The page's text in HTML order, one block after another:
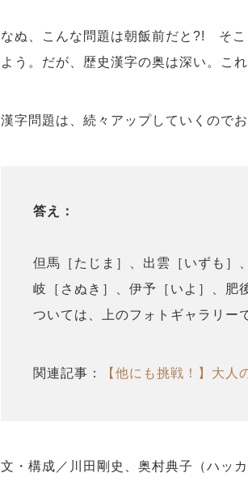
なぬ、こんな問題は朝飯前だと?! そ
よう。だが、歴史漢字の奥は深い。こ
漢字問題は、続々アップしていくのでお
答え：
但馬［たじま］、出雲［いずも］
岐［さぬき］、伊予［いよ］、肥
ついては、上のフォトギャラリー
関連記事： 【他にも挑戦！】大人
文・構成／川田剛史、奥村典子（ハッ